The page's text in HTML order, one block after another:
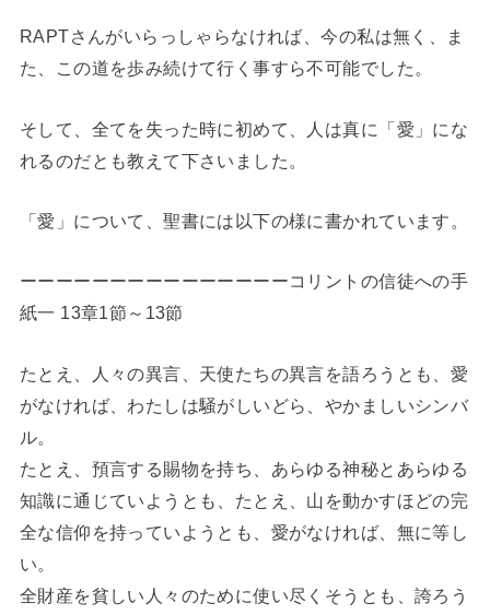
RAPTさんがいらっしゃらなければ、今の私は無く、ま
た、この道を歩み続けて行く事すら不可能でした。
そして、全てを失った時に初めて、人は真に「愛」にな
れるのだとも教えて下さいました。
「愛」について、聖書には以下の様に書かれています。
ーーーーーーーーーーーーーーーコリントの信徒への手
紙一 13章1節～13節
たとえ、人々の異言、天使たちの異言を語ろうとも、愛
がなければ、わたしは騒がしいどら、やかましいシンバ
ル。
たとえ、預言する賜物を持ち、あらゆる神秘とあらゆる
知識に通じていようとも、たとえ、山を動かすほどの完
全な信仰を持っていようとも、愛がなければ、無に等し
い。
全財産を貧しい人々のために使い尽くそうとも、誇ろう